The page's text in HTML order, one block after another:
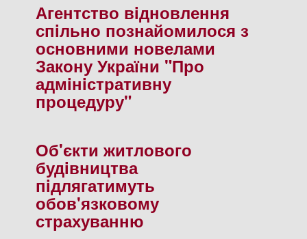
Агентство вiдновлення
спiльно познайомилося з
основними новелами
Закону України "Про
адмiнiстративну
процедуру"
Об'єкти житлового
будiвництва
пiдлягатимуть
обов'язковому
страхуванню